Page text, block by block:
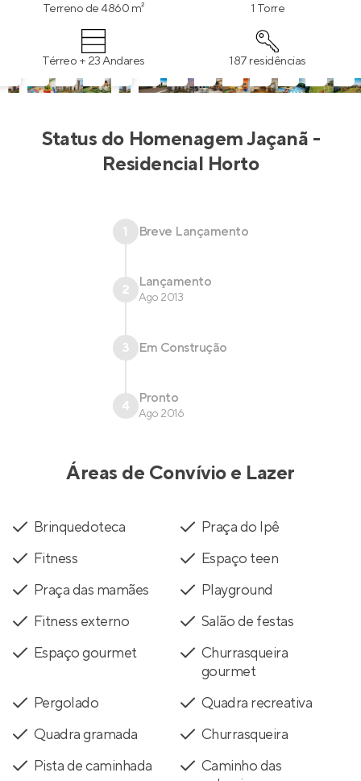
Terreno de 4860 m² 1 Torre
Térreo + 23 Andares 187 residências
Status do Homenagem Jaçanã -
Residencial Horto
1 Breve Lançamento
2 Lançamento
Ago 2013
3 Em Construção
4 Pronto
Ago 2016
Áreas de Convívio e Lazer
Brinquedoteca
Praça do Ipê
Fitness
Espaço teen
Praça das mamães
Playground
Fitness externo
Salão de festas
Espaço gourmet
Churrasqueira
gourmet
Pergolado
Quadra recreativa
Quadra gramada
Churrasqueira
Pista de caminhada
Caminho das